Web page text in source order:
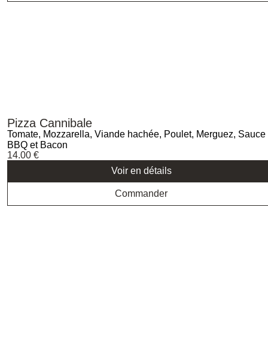
Pizza Cannibale
Tomate, Mozzarella, Viande hachée, Poulet, Merguez, Sauce
BBQ et Bacon
14.00 €
Voir en détails
Commander